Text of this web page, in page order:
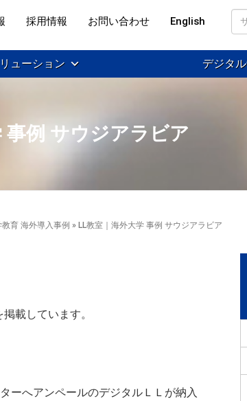
採用情報 お問い合わせ English
サ
イ
ト
ューション デジタ
事例 サウジアラビア
教育 海外導入事例 » LL教室｜海外大学 事例 サウジアラビア
載しています。
ーへアンペールのデジタルＬＬが納入